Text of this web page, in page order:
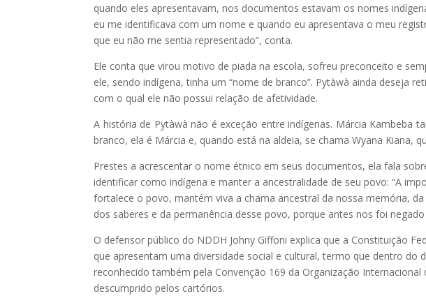
quando eles apresentavam, nos documentos estavam os nomes
eu me identificava com um nome e quando eu apresentava o meu
que eu não me sentia representado”, conta.
Ele conta que virou motivo de piada na escola, sofreu preconceito e
ele, sendo indígena, tinha um “nome de branco”. Pytàwà ainda deseja
com o qual ele não possui relação de afetividade.
A história de Pytàwà não é exceção entre indígenas. Márcia Kambeba
branco, ela é Márcia e, quando está na aldeia, se chama Wyana Kiana,
Prestes a acrescentar o nome étnico em seus documentos, ela fala
identificar como indígena e manter a ancestralidade de seu povo: “A
fortalece o povo, mantém viva a chama ancestral da nossa memória,
dos saberes e da permanência desse povo, porque antes nos foi negado
O defensor público do NDDH Johny Giffoni explica que a Constituição
que apresentam uma diversidade social e cultural, termo que dentro do
reconhecido também pela Convenção 169 da Organização
descumprido pelos cartórios.